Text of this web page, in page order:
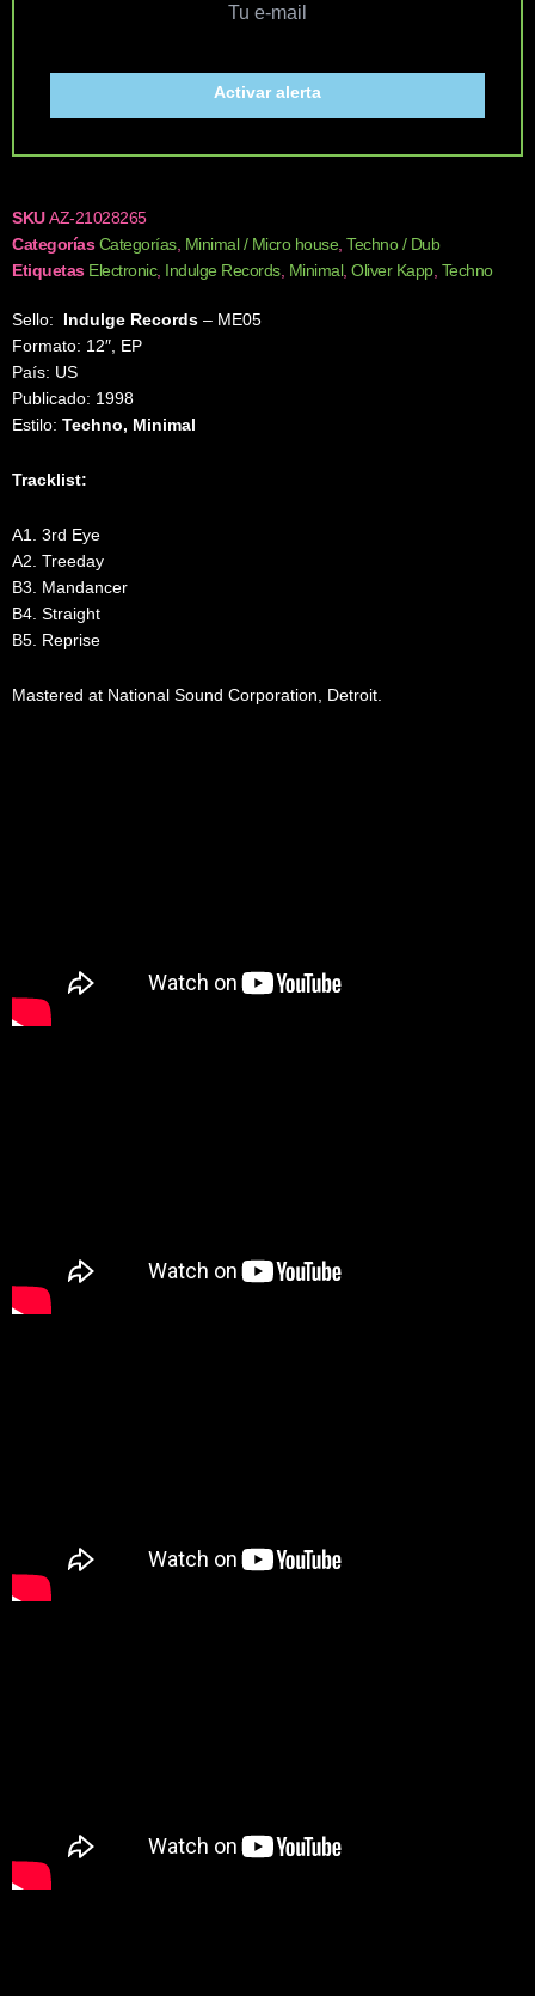
Activar alerta
SKUAZ-21028265
Categorías Categorías, Minimal / Micro house, Techno / Dub
Etiquetas Electronic, Indulge Records, Minimal, Oliver Kapp, Techno
Sello: Indulge Records ‎– ME05
Formato: 12″, EP
País: US
Publicado: 1998
Estilo: Techno, Minimal
Tracklist:
A1. 3rd Eye
A2. Treeday
B3. Mandancer
B4. Straight
B5. Reprise
Mastered at National Sound Corporation, Detroit.